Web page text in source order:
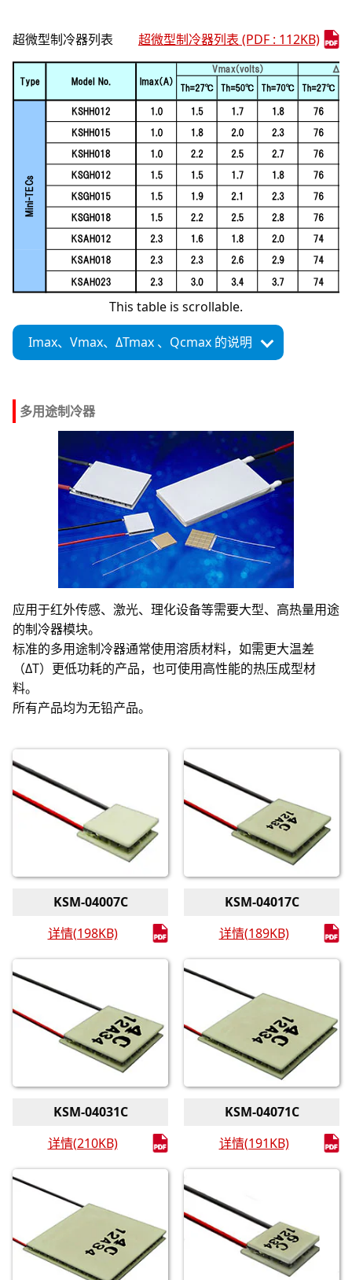
超微型制冷器列表 超微型制冷器列表 (PDF : 112KB)
This table is scrollable.
Imax、 Vmax、 ΔTmax 、 Qcmax 的说明
多用途制冷器
应用于红外传感、激光、理化设备等需要大型、高热量用途
的制冷器模块。
标准的多用途制冷器通常使用溶质材料，如需更大温差
（ΔT）更低功耗的产品，也可使用高性能的热压成型材
料。
所有产品均为无铅产品。
KSM-04007C
详情(198KB)
KSM-04017C
详情(189KB)
KSM-04031C
详情(210KB)
KSM-04071C
详情(191KB)